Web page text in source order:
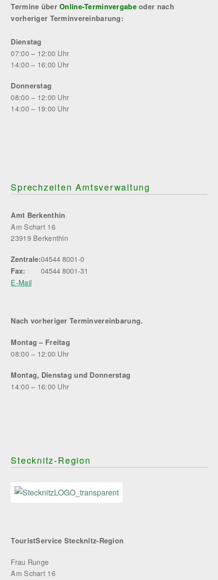
Termine überOnline-Terminvergabeoder nach
vorheriger Terminvereinbarung:
Dienstag
07:00 – 12:00 Uhr
14:00 – 16:00 Uhr
Donnerstag
08:00 – 12:00 Uhr
14:00 – 19:00 Uhr
Sprechzeiten Amtsverwaltung
Amt Berkenthin
Am Schart 16
23919 Berkenthin
Zentrale:04544 8001-0
Fax:
04544 8001-31
E-Mail
Nach vorheriger Terminvereinbarung.
Montag – Freitag
08:00 – 12:00 Uhr
Montag, Dienstag und Donnerstag
14:00 – 16:00 Uhr
Stecknitz-Region
TouristService Stecknitz-Region
Frau Runge
Am Schart 16